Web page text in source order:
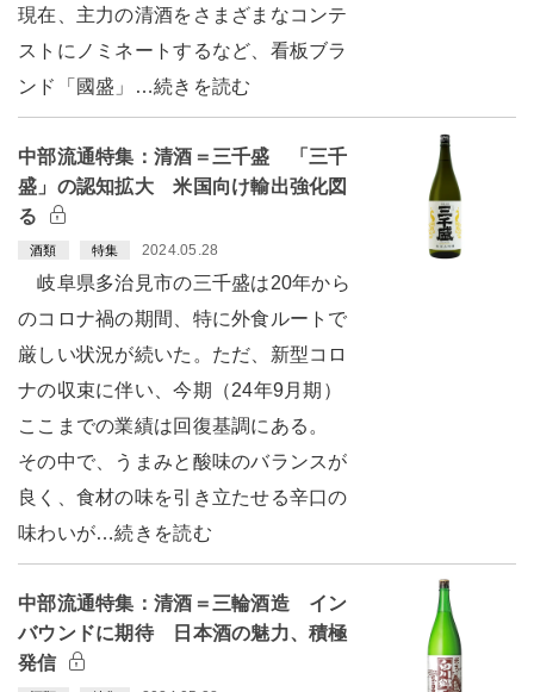
現在、主力の清酒をさまざまなコンテ
ストにノミネートするなど、看板ブラ
ンド「國盛」…続きを読む
中部流通特集：清酒＝三千盛 「三千
盛」の認知拡大 米国向け輸出強化図
る
酒類 特集 2024.05.28
岐阜県多治見市の三千盛は20年から
のコロナ禍の期間、特に外食ルートで
厳しい状況が続いた。ただ、新型コロ
ナの収束に伴い、今期（24年9月期）
ここまでの業績は回復基調にある。
その中で、うまみと酸味のバランスが
良く、食材の味を引き立たせる辛口の
味わいが…続きを読む
中部流通特集：清酒＝三輪酒造 イン
バウンドに期待 日本酒の魅力、積極
発信